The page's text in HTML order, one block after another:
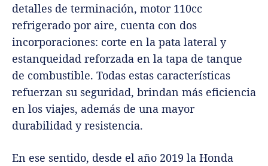
detalles de terminación, motor 110cc
refrigerado por aire, cuenta con dos
incorporaciones: corte en la pata lateral y
estanqueidad reforzada en la tapa de tanque
de combustible. Todas estas características
refuerzan su seguridad, brindan más eficiencia
en los viajes, además de una mayor
durabilidad y resistencia.
En ese sentido, desde el año 2019 la Honda